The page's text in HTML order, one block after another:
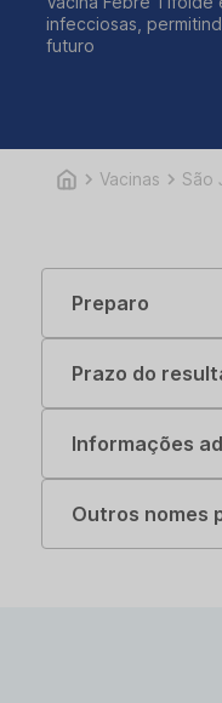
infecciosas,
futuro
Vacinas São
Preparo
Prazo do
Informações
Outros nomes